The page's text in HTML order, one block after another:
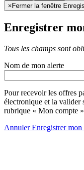
× Fermer la fenêtre
Enregistrer
Tous les champs sont
Nom de mon alerte
Pour recevoir les offres
électronique et la valider
rubrique « Mon compte »
AnnulerEnregistrer mon